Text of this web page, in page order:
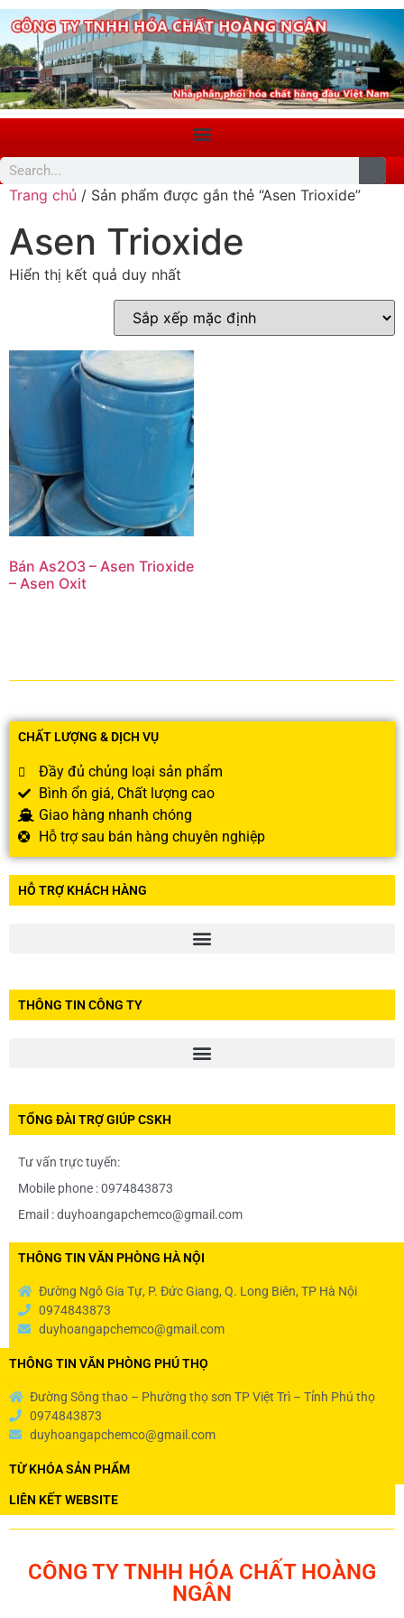
Trang chủ / Sản phẩm được gắn thẻ “Asen Trioxide”
Asen Trioxide
Hiển thị kết quả duy nhất
Bán As2O3 – Asen Trioxide
– Asen Oxit
CHẤT LƯỢNG & DỊCH VỤ
Đầy đủ chủng loại sản phẩm
Bình ổn giá, Chất lượng cao
Giao hàng nhanh chóng
Hỗ trợ sau bán hàng chuyên nghiệp
HỖ TRỢ KHÁCH HÀNG
THÔNG TIN CÔNG TY
TỔNG ĐÀI TRỢ GIÚP CSKH
Tư vấn trực tuyến:
Mobile phone : 0974843873
Email : duyhoangapchemco@gmail.com
THÔNG TIN VĂN PHÒNG HÀ NỘI
Đường Ngô Gia Tự, P. Đức Giang, Q. Long Biên, TP Hà Nội
0974843873
duyhoangapchemco@gmail.com
THÔNG TIN VĂN PHÒNG PHÚ THỌ
Đường Sông thao – Phường thọ sơn TP Việt Trì – Tỉnh Phú thọ
0974843873
duyhoangapchemco@gmail.com
TỪ KHÓA SẢN PHẨM
LIÊN KẾT WEBSITE
CÔNG TY TNHH HÓA CHẤT HOÀNG
NGÂN